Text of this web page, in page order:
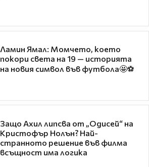
Ламин Ямал: Момчето, което
покори света на 19 — историята
на новия символ във футбола🤩⚽
Защо Ахил липсва от „Одисей“ на
Кристофър Нолън? Най-
странното решение във филма
всъщност има логика